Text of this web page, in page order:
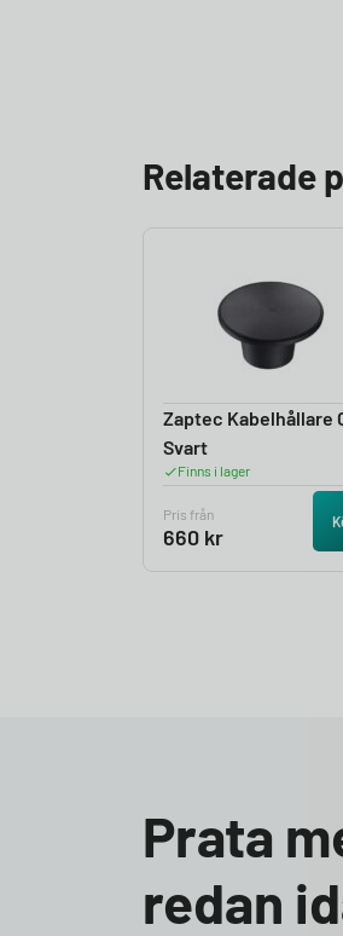
Relaterade
Zaptec Kabelhållare
Svart
Finns i lager
Pris från
660 kr
Prata
redan